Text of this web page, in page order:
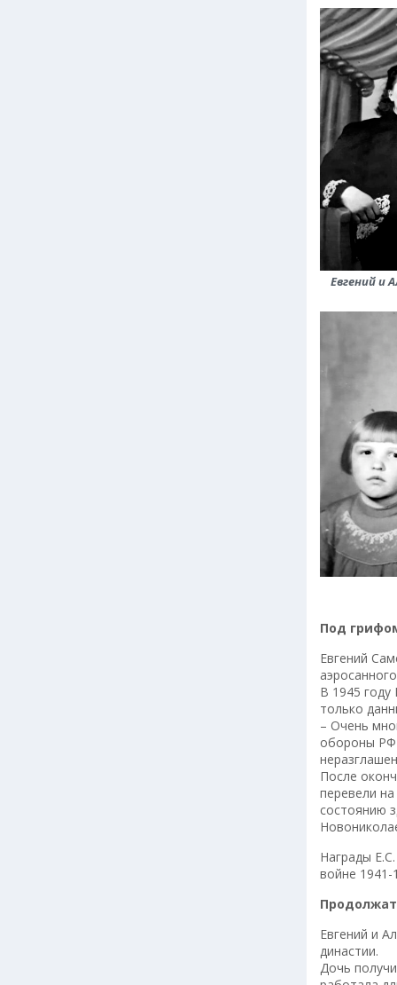
Евгений и
Под
Евгений
В 1945
только
– Очень
обороны РФ
После
перевели
состоянию
Награды
войне 1941-
Евгений и
династии.
Дочь